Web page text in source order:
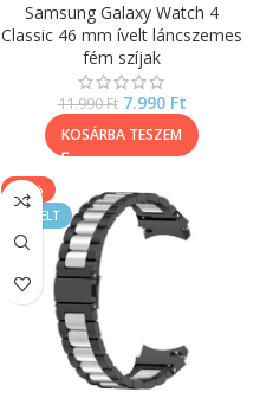
Samsung Galaxy Watch 4
Classic 46 mm ívelt láncszemes
fém szíjak
11.990Ft 7.990 Ft
KOSÁRBA TESZEM
-33%
KIEMELT